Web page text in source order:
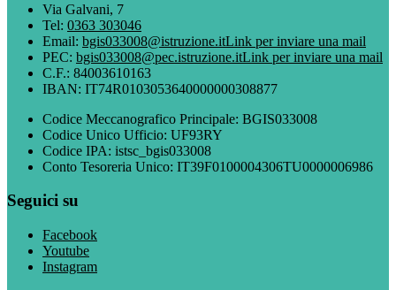
Via Galvani, 7
Tel: 0363 303046
Email: bgis033008@istruzione.itLink per inviare una mail
PEC: bgis033008@pec.istruzione.itLink per inviare una mail
C.F.: 84003610163
IBAN: IT74R0103053640000000308877
Codice Meccanografico Principale: BGIS033008
Codice Unico Ufficio: UF93RY
Codice IPA: istsc_bgis033008
Conto Tesoreria Unico: IT39F0100004306TU0000006986
Seguici su
Facebook
Youtube
Instagram